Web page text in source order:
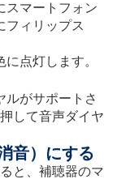
スマートフォン
フィリップス
点灯します。
ルがサポートさ
して音声ダイヤ
音）にする
と、補聴器のマ